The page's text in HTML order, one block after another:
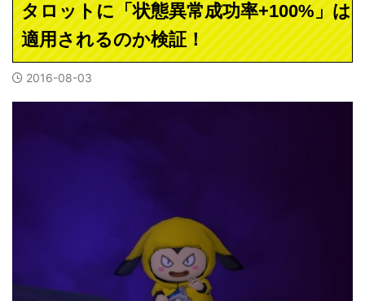
タロットに「状態異常成功率+100%」は
適用されるのか検証！
2016-08-03